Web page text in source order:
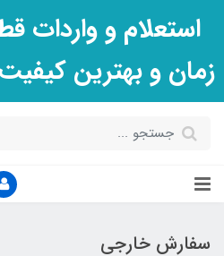
استعلام و واردات
زمان و بهترین کیفیت
سفارش خارجی